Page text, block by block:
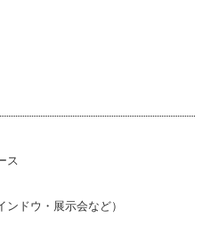
ス
ンドウ・展示会など）